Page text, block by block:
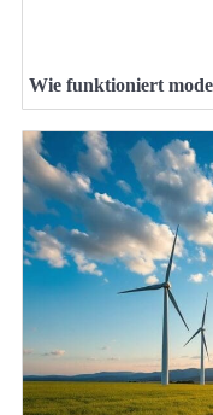
Wie funktioniert